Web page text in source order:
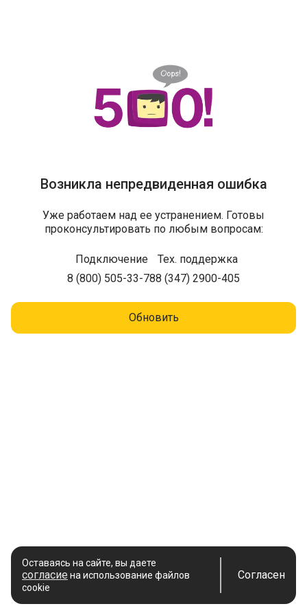
Возникла непредвиденная ошибка
Уже работаем над ее устранением. Готовы
проконсультировать по любым вопросам:
Подключение
8 (800) 505-33-78
Тех. поддержка
8 (347) 2900-405
Обновить
Оставаясь на сайте, вы даете
согласие на использование файлов
cookie
Согласен